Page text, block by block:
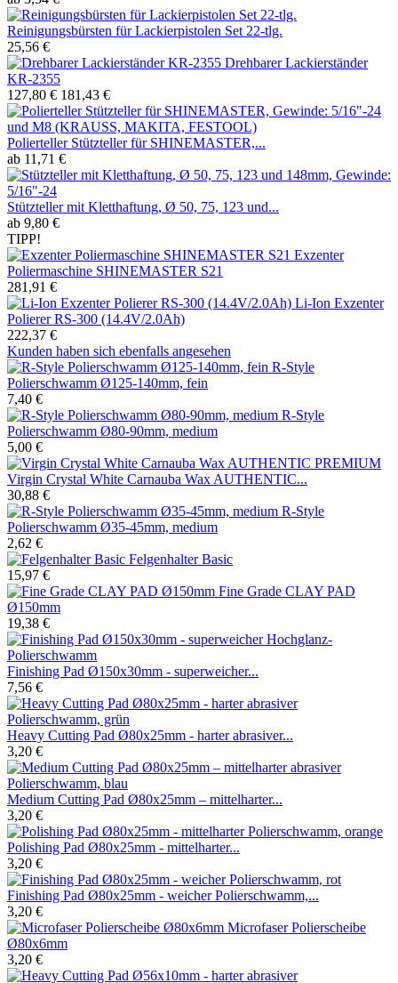
Reinigungsbürsten für Lackierpistolen Set 22-tlg.
25,56 €
Drehbarer Lackierständer
KR-2355
127,80 € 181,43 €
Polierteller Stützteller für SHINEMASTER,...
ab 11,71 €
Stützteller mit Kletthaftung, Ø 50, 75, 123 und...
ab 9,80 €
TIPP!
Exzenter
Poliermaschine SHINEMASTER S21
281,91 €
Li-Ion Exzenter
Polierer RS-300 (14.4V/2.0Ah)
222,37 €
Kunden haben sich ebenfalls angesehen
R-Style
Polierschwamm Ø125-140mm, fein
7,40 €
R-Style
Polierschwamm Ø80-90mm, medium
5,00 €
Virgin Crystal White Carnauba Wax AUTHENTIC...
30,88 €
R-Style
Polierschwamm Ø35-45mm, medium
2,62 €
Felgenhalter Basic
15,97 €
Fine Grade CLAY PAD
Ø150mm
19,38 €
Finishing Pad Ø150x30mm - superweicher...
7,56 €
Heavy Cutting Pad Ø80x25mm - harter abrasiver...
3,20 €
Medium Cutting Pad Ø80x25mm – mittelharter...
3,20 €
Polishing Pad Ø80x25mm - mittelharter...
3,20 €
Finishing Pad Ø80x25mm - weicher Polierschwamm,...
3,20 €
Microfaser Polierscheibe
Ø80x6mm
3,20 €